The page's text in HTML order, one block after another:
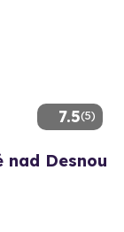
7.5(5)
nad Desnou